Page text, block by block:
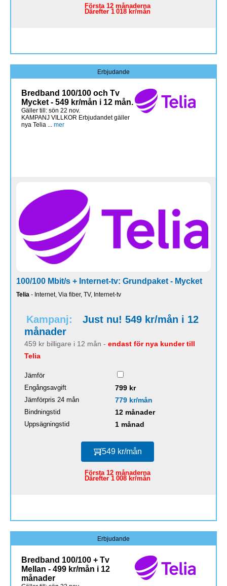
Första 12 månaderna
Därefter 1 018 kr/mån
Erbjudande
Bredband 100/100 och Tv
Mycket - 549 kr/mån i 12 mån.
Gäller till: sön 22 nov.
KAMPANJ VILLKOR Erbjudandet gäller
nya Telia ... mer
100/100 Mbit/s + Internet-tv: Grundpaket - Mycket
Telia - Internet, Via fiber, TV, Internet-tv
Kampanj:
Just nu! 549 kr/mån i 12
månader
459 kr billigare i 12 mån - endast för nya kunder till
Telia
Jämför
Engångsavgift
799 kr
Jämförpris 24 mån 779 kr/mån
Bindningstid 12 månader
Uppsägningstid 1 månad
549 kr/mån
Första 12 månaderna
Därefter 1 008 kr/mån
Erbjudande
Bredband 100/100 + Tv
Mellan - 499 kr/mån i 12
månader